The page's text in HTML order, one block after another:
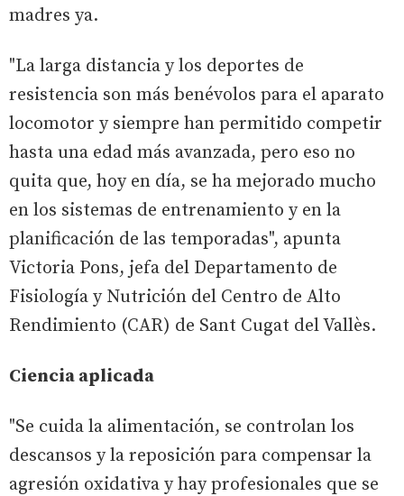
madres ya.
"La larga distancia y los deportes de
resistencia son más benévolos para el aparato
locomotor y siempre han permitido competir
hasta una edad más avanzada, pero eso no
quita que, hoy en día, se ha mejorado mucho
en los sistemas de entrenamiento y en la
planificación de las temporadas", apunta
Victoria Pons, jefa del Departamento de
Fisiología y Nutrición del Centro de Alto
Rendimiento (CAR) de Sant Cugat del Vallès.
Ciencia aplicada
"Se cuida la alimentación, se controlan los
descansos y la reposición para compensar la
agresión oxidativa y hay profesionales que se